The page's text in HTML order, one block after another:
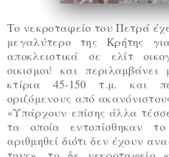
Το νεκροταφείο του Πετρά
μεγαλύτερο της Κρήτης
αποκλειστικά σε ελίτ
οικισμού και
κτίρια 45-150 τ.μ. και
οριζόμενους από
«Υπάρχουν επίσης άλλα
τα οποία εντοπίσθηκαν
αριθμηθεί διότι δεν έχουν